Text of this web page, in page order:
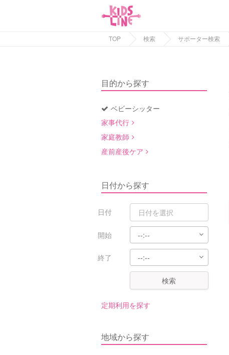
TOP 検索 サポーター検索
目的から探す
ベビーシッター
家事代行
家庭教師
産前産後ケア
日付から探す
日付
開始
終了
検索
定期利用を探す
地域から探す